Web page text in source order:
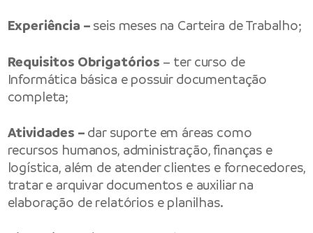
Experiência – seis meses na Carteira de Trabalho;
Requisitos Obrigatórios – ter curso de
Informática básica e possuir documentação
completa;
Atividades – dar suporte em áreas como
recursos humanos, administração, finanças e
logística, além de atender clientes e fornecedores,
tratar e arquivar documentos e auxiliar na
elaboração de relatórios e planilhas.